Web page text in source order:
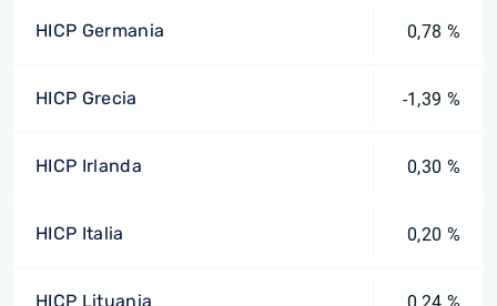
HICP Germania 0,78 %
HICP Grecia -1,39 %
HICP Irlanda 0,30 %
HICP Italia 0,20 %
HICP Lituania 0,24 %